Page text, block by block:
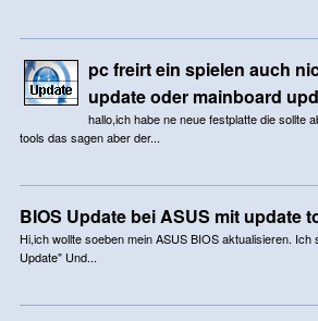
pc freirt ein spielen auch
update oder mainboard
hallo,ich habe ne neue festplatte die sollte
tools das sagen aber der...
BIOS Update bei ASUS mit update
Hi,ich wollte soeben mein ASUS BIOS aktualisieren. Ich
Update" Und...